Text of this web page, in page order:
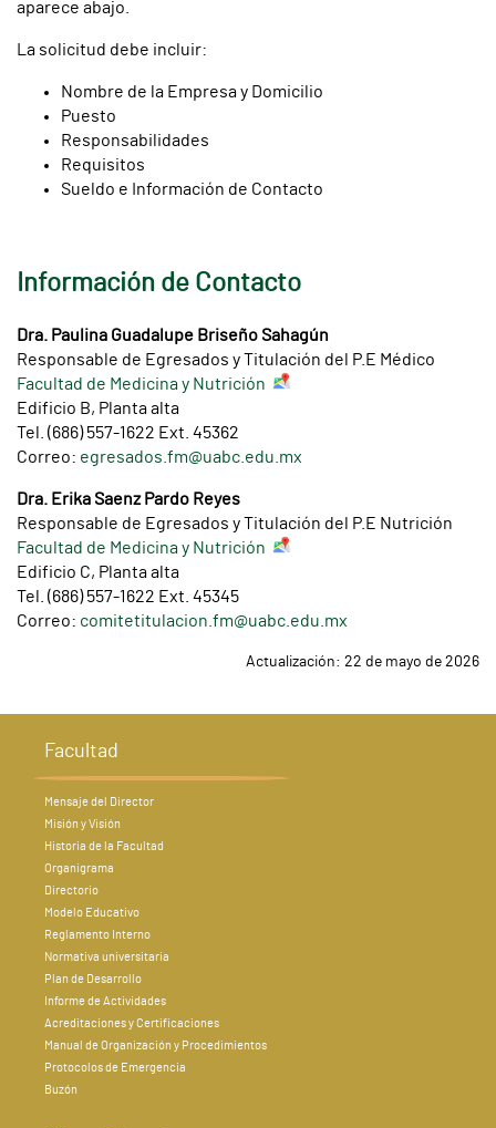
aparece abajo.
La solicitud debe incluir:
Nombre de la Empresa y Domicilio
Puesto
Responsabilidades
Requisitos
Sueldo e Información de Contacto
Información de Contacto
Dra. Paulina Guadalupe Briseño Sahagún
Responsable de Egresados y Titulación del P.E Médico
Facultad de Medicina y Nutrición
Edificio B, Planta alta
Tel. (686) 557-1622 Ext. 45362
Correo: egresados.fm@uabc.edu.mx
Dra. Erika Saenz Pardo Reyes
Responsable de Egresados y Titulación del P.E Nutrición
Facultad de Medicina y Nutrición
Edificio C, Planta alta
Tel. (686) 557-1622 Ext. 45345
Correo: comitetitulacion.fm@uabc.edu.mx
Actualización: 22 de mayo de 2026
Facultad
Mensaje del Director
Misión y Visión
Historia de la Facultad
Organigrama
Directorio
Modelo Educativo
Reglamento Interno
Normativa universitaria
Plan de Desarrollo
Informe de Actividades
Acreditaciones y Certificaciones
Manual de Organización y Procedimientos
Protocolos de Emergencia
Buzón